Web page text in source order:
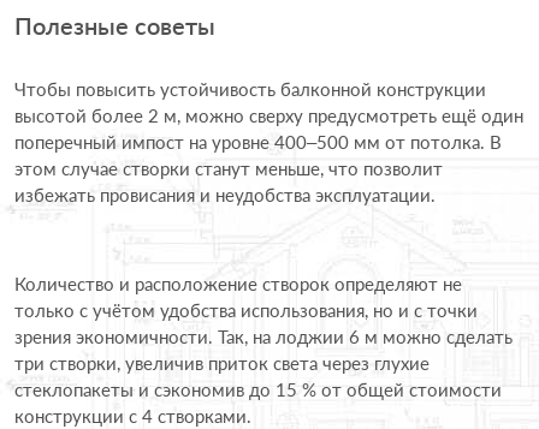
Полезные советы
Чтобы повысить устойчивость балконной конструкции
высотой более 2 м, можно сверху предусмотреть ещё один
поперечный импост на уровне 400–500 мм от потолка. В
этом случае створки станут меньше, что позволит
избежать провисания и неудобства эксплуатации.
Количество и расположение створок определяют не
только с учётом удобства использования, но и с точки
зрения экономичности. Так, на лоджии 6 м можно сделать
три створки, увеличив приток света через глухие
стеклопакеты и сэкономив до 15 % от общей стоимости
конструкции с 4 створками.